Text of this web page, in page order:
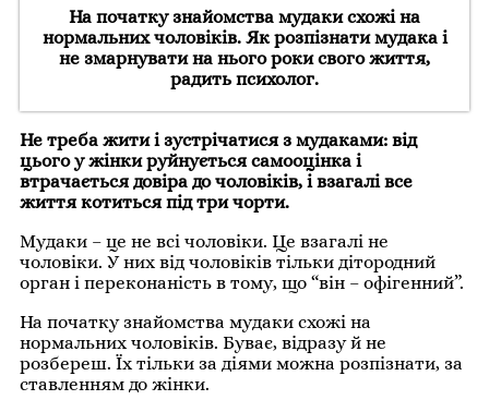
На початку знайомства мудаки схожі на
нормальних чоловіків. Як розпізнати мудака і
не змарнувати на нього роки свого життя,
радить психолог.
Не треба жити і зустрічатися з мудаками: від
цього у жінки руйнується самооцінка і
втрачається довіра до чоловіків, і взагалі все
життя котиться під три чорти.
Мудаки – це не всі чоловіки. Це взагалі не
чоловіки. У них від чоловіків тільки дітородний
орган і переконаність в тому, що “він – офігенний”.
На початку знайомства мудаки схожі на
нормальних чоловіків. Буває, відразу й не
розбереш. Їх тільки за діями можна розпізнати, за
ставленням до жінки.